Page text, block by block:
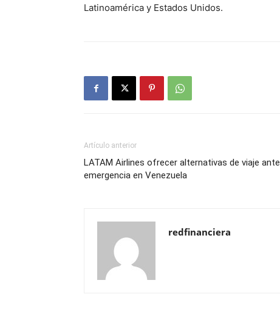
Latinoamérica y Estados Unidos.
Artículo anterior
LATAM Airlines ofrecer alternativas de viaje ante
emergencia en Venezuela
redfinanciera